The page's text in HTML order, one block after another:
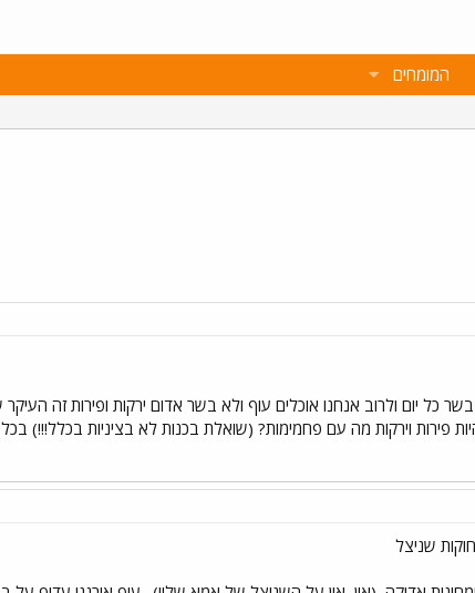
המומחים
כל יום ולרוב אנחנו אוכלים עוף ולא בשר אדום ירקות ופירות זה
פירות וירקות מה עם פחמימות? (שואלת בכנות לא בציניות בכלל!!!)
שניצל